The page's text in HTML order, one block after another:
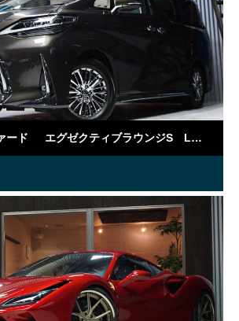
トヨタ アルファード エグゼクティブラウンジS LM仕様